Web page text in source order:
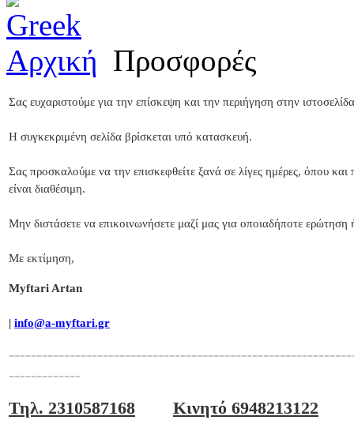
Αρχική Προσφορές
Σας ευχαριστούμε για την επίσκεψη και την περιήγηση στην
Η συγκεκριμένη σελίδα βρίσκεται υπό κατασκευή.
Σας προσκαλούμε να την επισκεφθείτε ξανά σε λίγες ημέρες, όπου και
είναι διαθέσιμη.
Μην διστάσετε να επικοινωνήσετε μαζί μας για οποιαδήποτε ερώτηση
Με εκτίμηση,
Myftari Artan
| info@a-myftari.gr
-------------
Τηλ. 2310587168
Κινητό 6948213122